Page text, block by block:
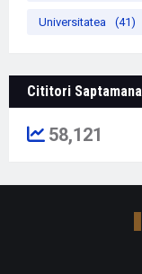
Universitatea (41)
Cititori Saptamana
58,121